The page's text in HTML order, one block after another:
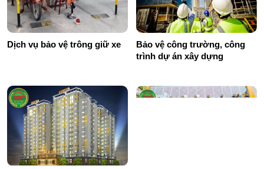
Dịch vụ bảo vệ trông giữ xe
Bảo vệ công trường, công
trình dự án xây dựng